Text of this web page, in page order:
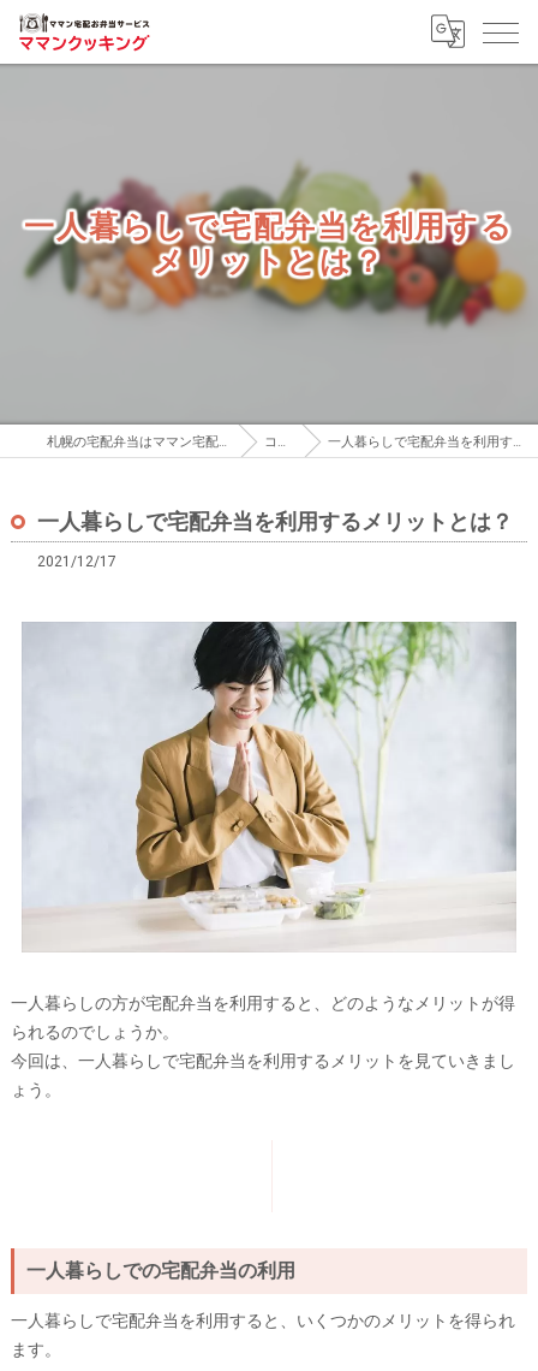
一人暮らしで宅配弁当を利用する
メリットとは？
札幌の宅配弁当はママン宅配お弁当サービス コラム 一人暮らしで宅配弁当を利用するメリットとは？
一人暮らしで宅配弁当を利用するメリットとは？
2021/12/17
一人暮らしの方が宅配弁当を利用すると、どのようなメリットが得
られるのでしょうか。
今回は、一人暮らしで宅配弁当を利用するメリットを見ていきまし
ょう。
一人暮らしでの宅配弁当の利用
一人暮らしで宅配弁当を利用すると、いくつかのメリットを得られ
ます。